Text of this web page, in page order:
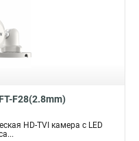
F28(2.8mm)
HD-TVI камера с LED